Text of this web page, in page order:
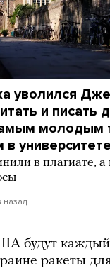
уволился
и писать
молодым
университете
в плагиате,
назад
будут
ракеты